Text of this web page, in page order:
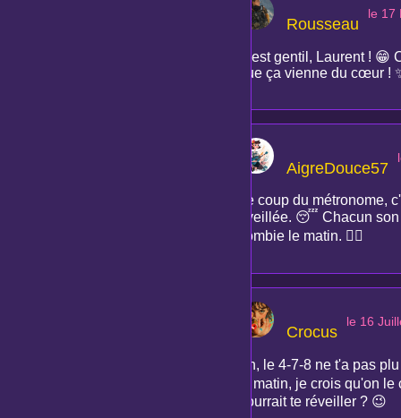
Rousseau
le 17
C'est gentil, Laurent !
que ça vienne du cœur !
AigreDouce57
Le coup du métronome,
éveillée. 😴 Chacun
zombie le matin. 🧟‍♀️
Crocus
le 16
Ah, le 4-7-8 ne t'a pas
le matin, je crois qu'on
pourrait te réveiller ? 😉